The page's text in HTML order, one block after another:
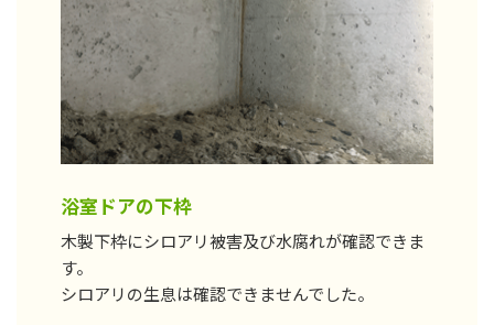
浴室ドアの下枠
木製下枠にシロアリ被害及び水腐れが確認できま
す。
シロアリの生息は確認できませんでした。